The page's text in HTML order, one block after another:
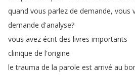
quand vous parlez de demande, vous
demande d'analyse?
vous avez écrit des livres importants
clinique de l'origine
le trauma de la parole est arrivé au